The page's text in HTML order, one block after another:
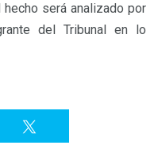
será analizado por
del Tribunal en lo